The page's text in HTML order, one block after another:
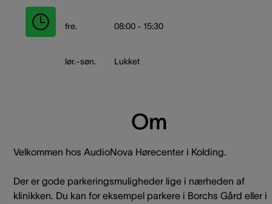
fre. 08:00 - 15:30
lør.-søn. Lukket
Om
Velkommen hos AudioNova Hørecenter i Kolding.
Der er gode parkeringsmuligheder lige i nærheden af
klinikken. Du kan for eksempel parkere i Borchs Gård eller i